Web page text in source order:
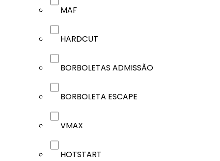
MAF
HARDCUT
BORBOLETAS ADMISSÃO
BORBOLETA ESCAPE
VMAX
HOTSTART